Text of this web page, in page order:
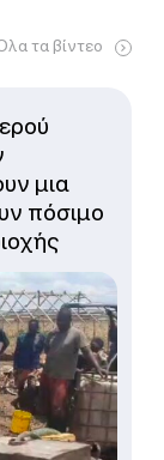
τα βίντεο
μια
πόσιμο